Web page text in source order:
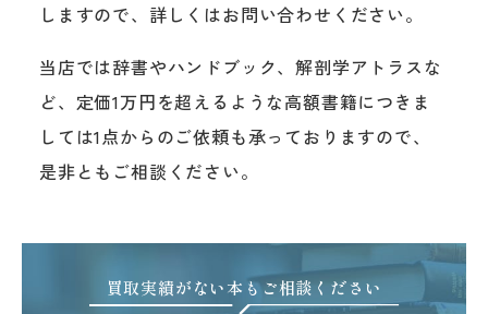
しますので、詳しくはお問い合わせください。
当店では辞書やハンドブック、解剖学アトラスな
ど、定価1万円を超えるような高額書籍につきま
しては1点からのご依頼も承っておりますので、
是非ともご相談ください。
買取実績がない本もご相談ください